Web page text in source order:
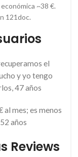
~38 €.
121doc.
el
y yo tengo
47 años
al mes; es menos
años
Reviews